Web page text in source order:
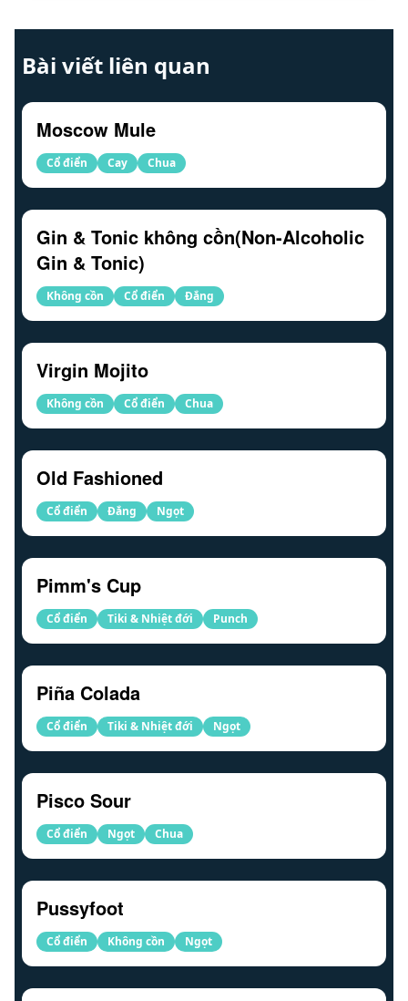
Bài viết liên quan
Moscow Mule
Cổ điển Cay Chua
Gin & Tonic không cồn(Non-Alcoholic
Gin & Tonic)
Không cồn Cổ điển Đắng
Virgin Mojito
Không cồn Cổ điển Chua
Old Fashioned
Cổ điển Đắng Ngọt
Pimm's Cup
Cổ điển Tiki & Nhiệt đới Punch
Piña Colada
Cổ điển Tiki & Nhiệt đới Ngọt
Pisco Sour
Cổ điển Ngọt Chua
Pussyfoot
Cổ điển Không cồn Ngọt